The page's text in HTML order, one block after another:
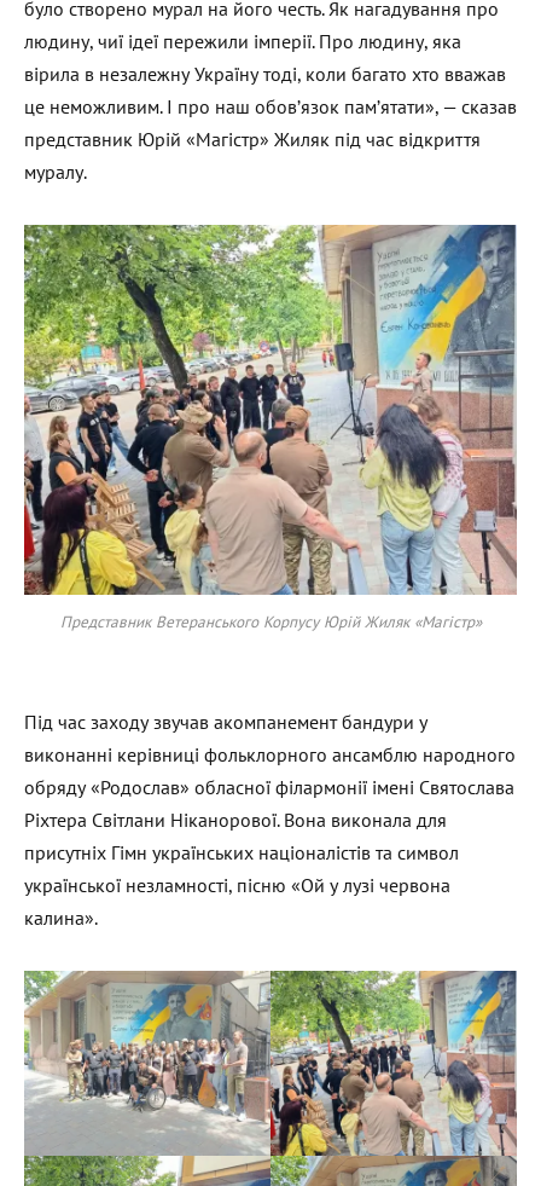
було створено мурал на його честь. Як нагадування про
людину, чиї ідеї пережили імперії. Про людину, яка
вірила в незалежну Україну тоді, коли багато хто вважав
це неможливим. І про наш обов’язок пам’ятати», — сказав
представник Юрій «Магістр» Жиляк під час відкриття
муралу.
Представник Ветеранського Корпусу Юрій Жиляк «Магістр»
Під час заходу звучав акомпанемент бандури у
виконанні керівниці фольклорного ансамблю народного
обряду «Родослав» обласної філармонії імені Святослава
Ріхтера Світлани Ніканорової. Вона виконала для
присутніх Гімн українських націоналістів та символ
української незламності, пісню «Ой у лузі червона
калина».